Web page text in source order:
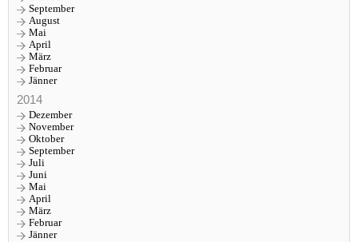
September
August
Mai
April
März
Februar
Jänner
2014
Dezember
November
Oktober
September
Juli
Juni
Mai
April
März
Februar
Jänner